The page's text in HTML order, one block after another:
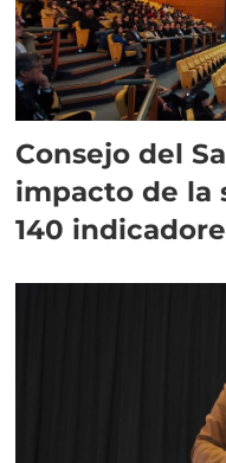
Consejo del
impacto de la
140